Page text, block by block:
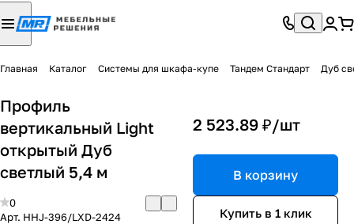
Главная Каталог Системы для шкафа-купе Тандем Стандарт Дуб
Профиль
вертикальный Light
открытый Дуб
светлый 5,4 м
0
Арт. HHJ-396/LXD-2424
2 523.89 ₽/шт
В корзину
Купить в 1 клик